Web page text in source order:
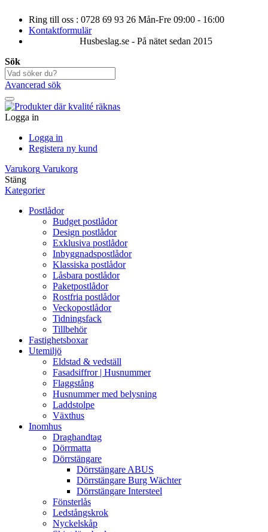
Ring till oss : 0728 69 93 26 Mån-Fre 09:00 - 16:00
Kontaktformulär
Husbeslag.se - På nätet sedan 2015
Sök
Avancerad sök
Logga in
Logga in
Registera ny kund
Varukorg Varukorg
Stäng
Kategorier
Postlådor
Budget postlådor
Design postlådor
Exklusiva postlådor
Inbyggnadspostlådor
Klassiska postlådor
Låsbara postlådor
Paketpostlådor
Rostfria postlådor
Veckopostlådor
Tidningsfack
Tillbehör
Fastighetsboxar
Utemiljö
Eldstad & vedställ
Fasadsiffror | Husnummer
Flaggstång
Husnummer med belysning
Laddstolpe
Växthus
Inomhus
Draghandtag
Dörrmatta
Dörrstängare
Dörrstängare ABUS
Dörrstängare Burg Wächter
Dörrstängare Intersteel
Fönsterlås
Ledstångskrok
Nyckelskåp